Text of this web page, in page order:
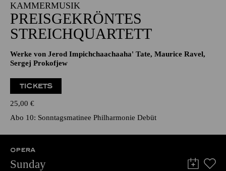
KAMMERMUSIK
PREISGEKRÖNTES
STREICHQUARTETT
Werke von Jerod Impichchaachaaha' Tate, Maurice Ravel,
Sergej Prokofjew
TICKETS
25,00 €
Abo 10: Sonntagsmatinee Philharmonie Debüt
OPERA
Sunday